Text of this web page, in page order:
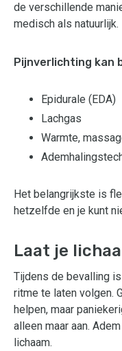
de verschillende
medisch als natuurlijk.
Pijnverlichting kan
Epidurale (EDA)
Lachgas
Warmte,
Het belangrijkste is
hetzelfde en je kunt
Laat je
Tijdens de bevalling
ritme te laten volgen.
helpen, maar
alleen maar aan.
lichaam.